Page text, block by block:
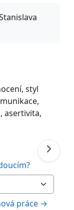
styl
asertivita,
práce →